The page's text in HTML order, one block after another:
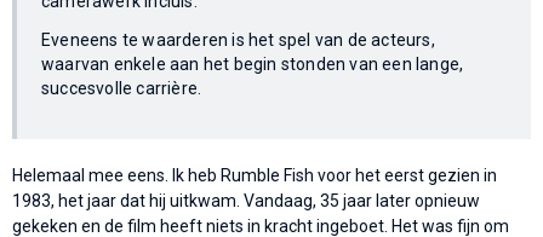
Eveneens te waarderen is het spel van de acteurs,
waarvan enkele aan het begin stonden van een lange,
succesvolle carrière.
Helemaal mee eens. Ik heb Rumble Fish voor het eerst gezien in
1983, het jaar dat hij uitkwam. Vandaag, 35 jaar later opnieuw
gekeken en de film heeft niets in kracht ingeboet. Het was fijn om